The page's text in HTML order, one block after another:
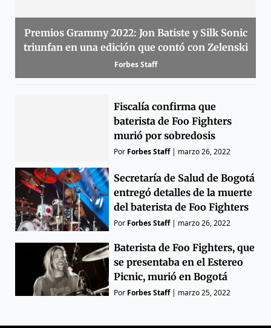
Premios Grammy 2022: Jon Batiste y Silk Sonic
triunfan en una edición que contó con Zelenski
Forbes Staff
Fiscalía confirma que
baterista de Foo Fighters
murió por sobredosis
Por Forbes Staff| marzo 26, 2022
Secretaría de Salud de Bogotá
entregó detalles de la muerte
del baterista de Foo Fighters
Por Forbes Staff| marzo 26, 2022
Baterista de Foo Fighters, que
se presentaba en el Estereo
Picnic, murió en Bogotá
Por Forbes Staff| marzo 25, 2022